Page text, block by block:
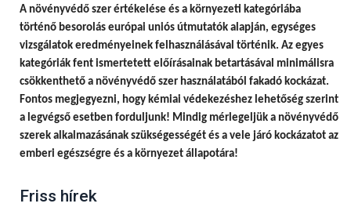
A növényvédő szer értékelése és a környezeti kategóriába
történő besorolás európai uniós útmutatók alapján, egységes
vizsgálatok eredményeinek felhasználásával történik. Az egyes
kategóriák fent ismertetett előírásainak betartásával minimálisra
csökkenthető a növényvédő szer használatából fakadó kockázat.
Fontos megjegyezni, hogy kémiai védekezéshez lehetőség szerint
a legvégső esetben forduljunk! Mindig mérlegeljük a növényvédő
szerek alkalmazásának szükségességét és a vele járó kockázatot az
emberi egészségre és a környezet állapotára!
Friss hírek